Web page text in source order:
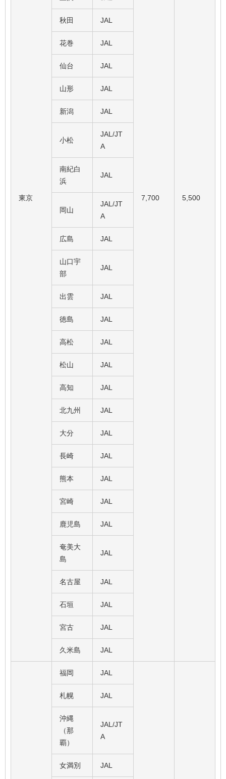
東京 7,700 5,500
秋田 JAL
花巻 JAL
仙台 JAL
山形 JAL
新潟 JAL
小松
JAL/JT
A
南紀白
浜
JAL
岡山
JAL/JT
A
広島 JAL
山口宇
部
JAL
出雲 JAL
徳島 JAL
高松 JAL
松山 JAL
高知 JAL
北九州 JAL
大分 JAL
長崎 JAL
熊本 JAL
宮崎 JAL
鹿児島 JAL
奄美大
島
JAL
名古屋 JAL
石垣 JAL
宮古 JAL
久米島 JAL
福岡 JAL
札幌 JAL
沖縄
（那
覇）
JAL/JT
A
女満別 JAL